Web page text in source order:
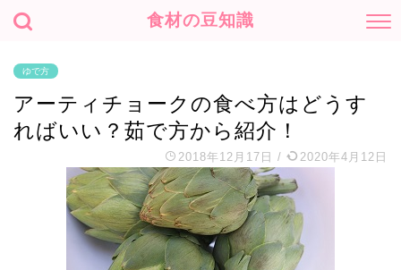
食材の豆知識
ゆで方
アーティチョークの食べ方はどうす
ればいい？茹で方から紹介！
2018年12月17日 / 2020年4月12日